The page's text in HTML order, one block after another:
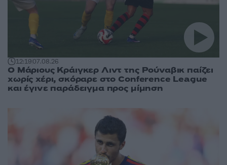
12:1907.08.26
Ο Μάριους Κράιγκερ Λιντ της Ρούναβικ παίζει
χωρίς χέρι, σκόραρε στο Conference League
και έγινε παράδειγμα προς μίμηση